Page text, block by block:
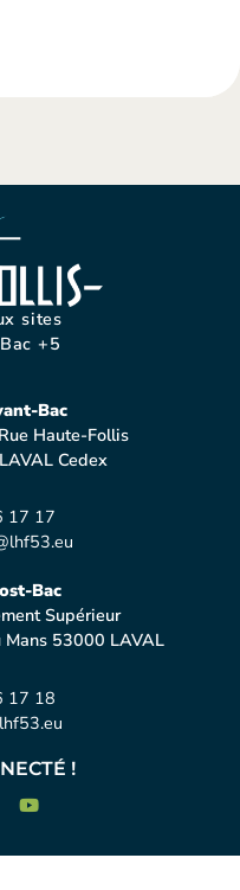
sites
+5
Bac
Haute-Follis
Cedex
17 17
Bac
Supérieur
Mans 53000 LAVAL
17 18
!